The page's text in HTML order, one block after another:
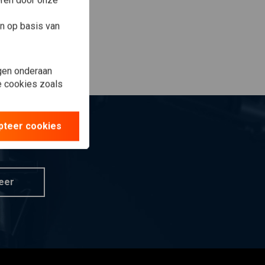
op basis van
onderaan
cookies zoals
cookies